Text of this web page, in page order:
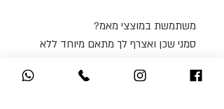
משתמשת במוצצי מאמ?
סמני שכן ואצרף לך מתאם מיוחד ללא